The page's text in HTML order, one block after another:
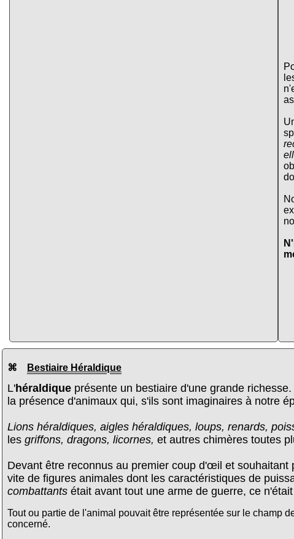
⌘ Bestiaire Héraldique
L'héraldique présente un bestiaire d'une grande
la présence d'animaux qui, s'ils sont imaginaires à notre
Lions héraldiques, aigles héraldiques, loups, renards,
les griffons, dragons, licornes, et autres chimères toutes
Devant être reconnus au premier coup d'œil et
vite de figures animales dont les caractéristiques de
combattants était avant tout une arme de guerre, ce
Tout ou partie de l'animal pouvait être représentée sur le champ
concerné.